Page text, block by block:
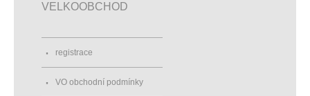
VELKOOBCHOD
registrace
VO obchodní podmínky